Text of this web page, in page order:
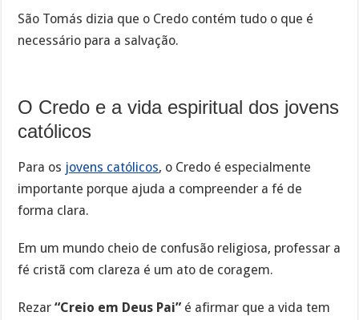
São Tomás dizia que o Credo contém tudo o que é
necessário para a salvação.
O Credo e a vida espiritual dos jovens
católicos
Para os jovens católicos, o Credo é especialmente
importante porque ajuda a compreender a fé de
forma clara.
Em um mundo cheio de confusão religiosa, professar a
fé cristã com clareza é um ato de coragem.
Rezar“Creio em Deus Pai” é afirmar que a vida tem